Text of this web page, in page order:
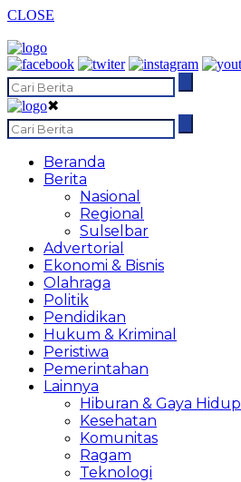
CLOSE
✖
Beranda
Berita
Nasional
Regional
Sulselbar
Advertorial
Ekonomi & Bisnis
Olahraga
Politik
Pendidikan
Hukum & Kriminal
Peristiwa
Pemerintahan
Lainnya
Hiburan & Gaya Hidup
Kesehatan
Komunitas
Ragam
Teknologi